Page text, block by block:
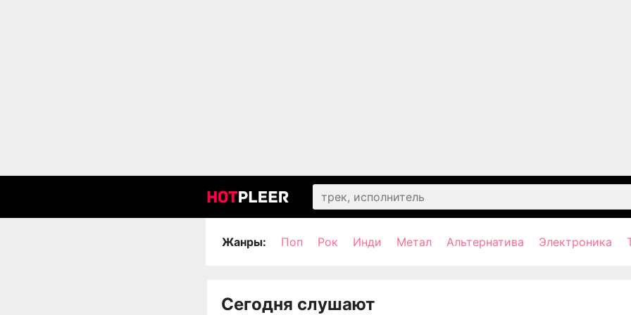
Жанры: Поп Рок Инди Метал Альтернатива Электроника
Сегодня слушают